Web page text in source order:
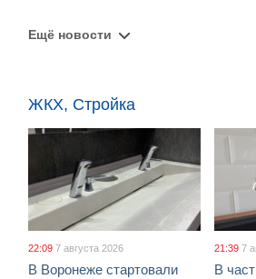
Ещё новости
ЖКХ, Стройка
22:09 7 августа 2026
В Воронеже стартовали
21:39 7
В